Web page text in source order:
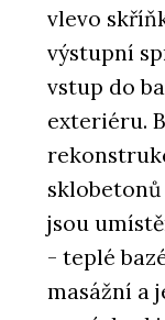
vlevo
výstupní
vstup do
exteriéru.
jsou
- teplé
masážní a